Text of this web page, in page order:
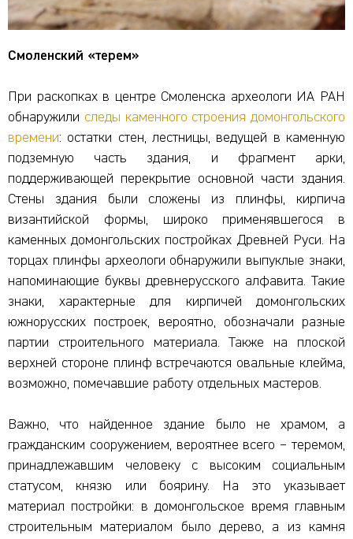
Смоленский «терем»
При раскопках в центре Смоленска археологи ИА РАН
обнаружили следы каменного строения домонгольского
времени: остатки стен, лестницы, ведущей в каменную
подземную часть здания, и фрагмент арки,
поддерживающей перекрытие основной части здания.
Стены здания были сложены из плинфы, кирпича
византийской формы, широко применявшегося в
каменных домонгольских постройках Древней Руси. На
торцах плинфы археологи обнаружили выпуклые знаки,
напоминающие буквы древнерусского алфавита. Такие
знаки, характерные для кирпичей домонгольских
южнорусских построек, вероятно, обозначали разные
партии строительного материала. Также на плоской
верхней стороне плинф встречаются овальные клейма,
возможно, помечавшие работу отдельных мастеров.
Важно, что найденное здание было не храмом, а
гражданским сооружением, вероятнее всего – теремом,
принадлежавшим человеку с высоким социальным
статусом, князю или боярину. На это указывает
материал постройки: в домонгольское время главным
строительным материалом было дерево, а из камня